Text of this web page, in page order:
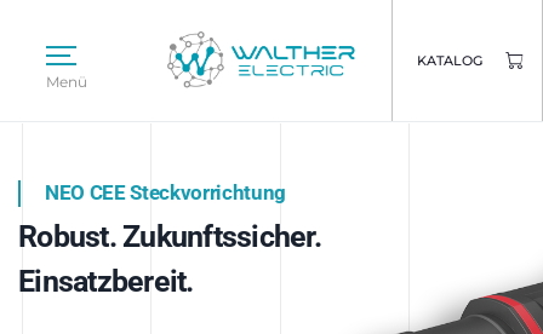
Menü
KATALOG
Intelligente Stromverteilung
NEO CEE Steckvorrichtung
Robust. Zukunftssicher.
Einsatzbereit.
Intelligenz trifft Energie.